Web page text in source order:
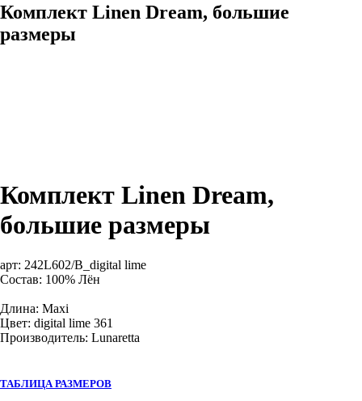
Комплект Linen Dream, большие
размеры
Комплект Linen Dream,
большие размеры
арт: 242L602/B_digital lime
Состав: 100% Лён
Длина: Maxi
Цвет: digital lime 361
Производитель: Lunaretta
ТАБЛИЦА РАЗМЕРОВ